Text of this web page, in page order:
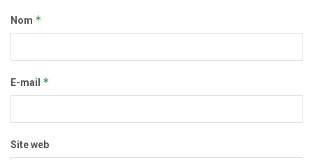
Nom *
E-mail *
Site web